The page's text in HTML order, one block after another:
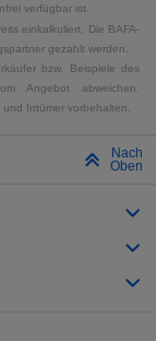
verfügbar ist.
einkalkuliert. Die BAFA-
gezahlt werden.
bzw. Beispiele des
Angebot abweichen.
Irrtümer vorbehalten.
Nach
Oben